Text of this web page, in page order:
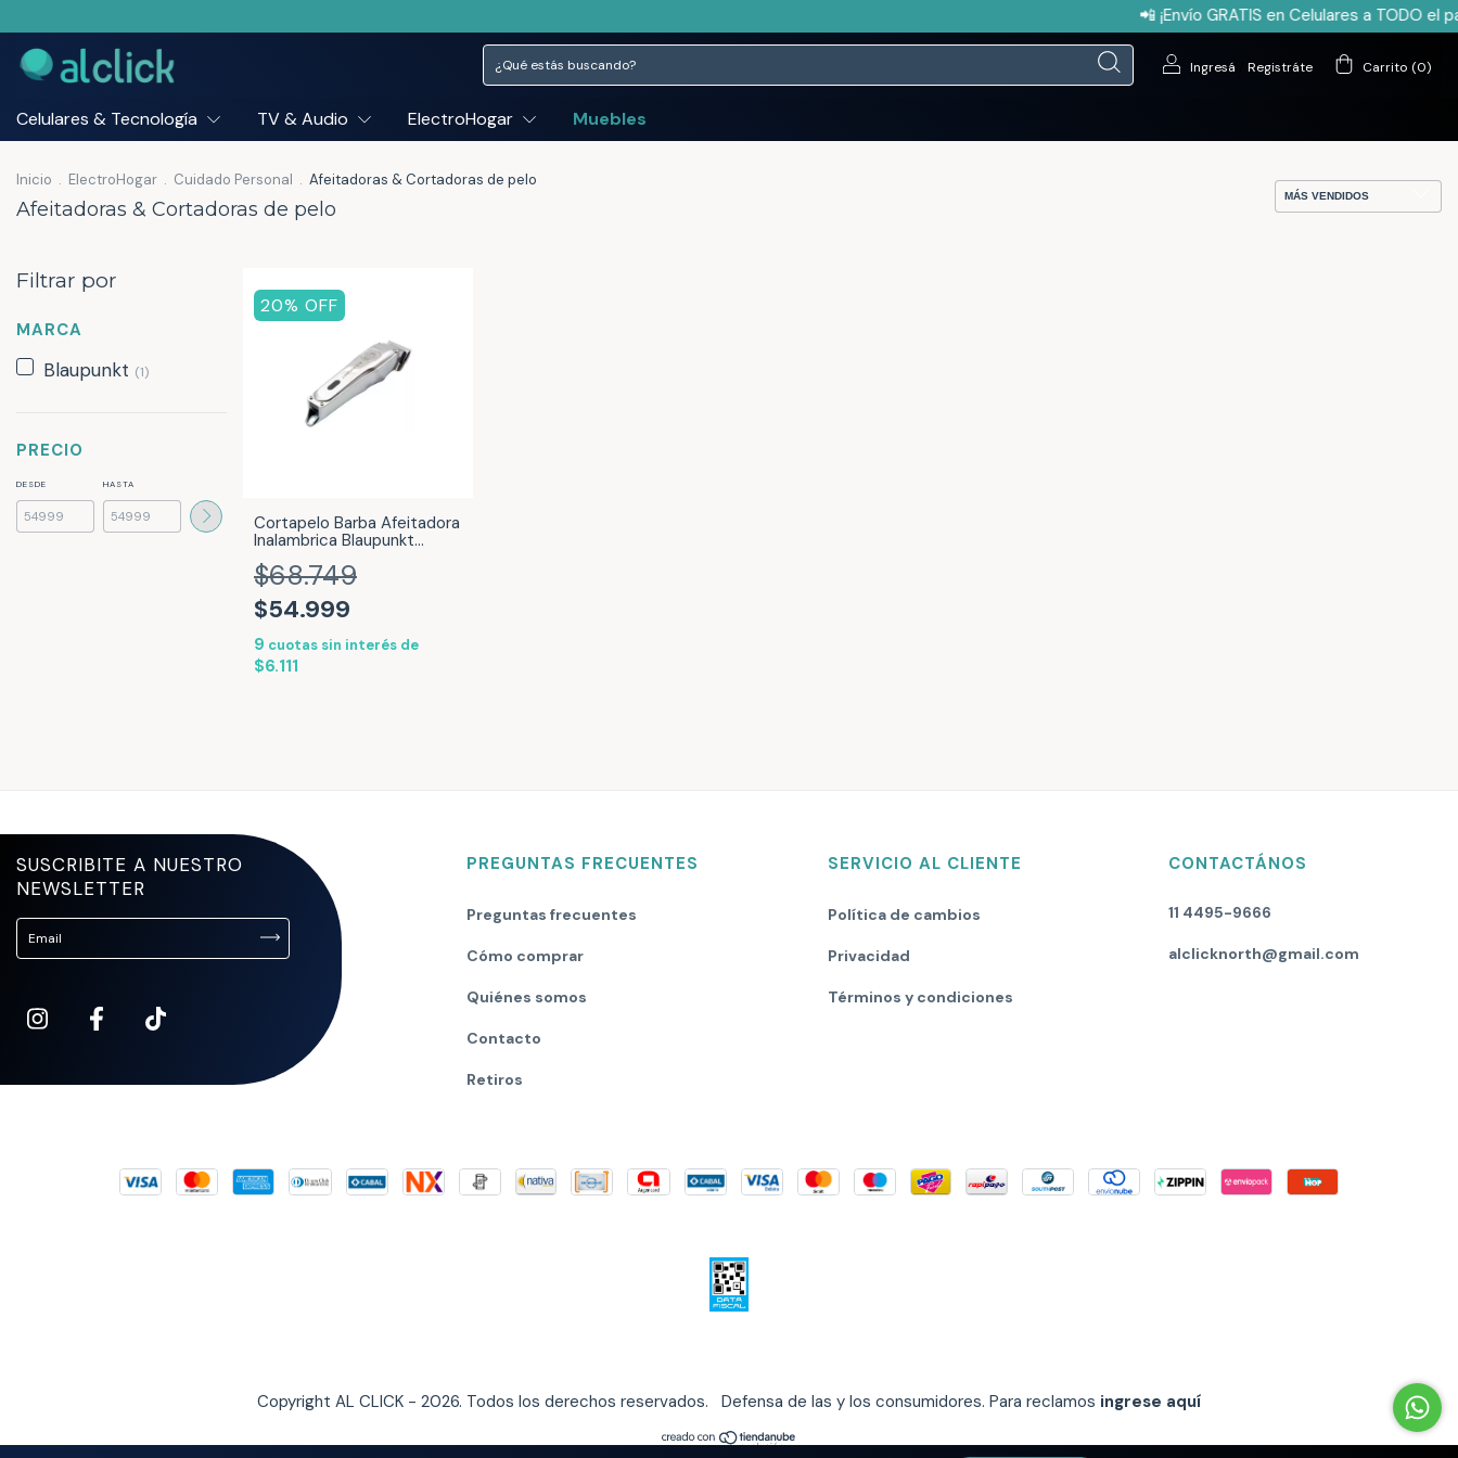
📲 ¡Envío GRATIS en Celulares a TODO el
Ingresá Registráte Carrito (0)
Celulares & Tecnología TV & Audio ElectroHogar Muebles
Inicio . ElectroHogar . Cuidado Personal . Afeitadoras & Cortadoras de pelo
Afeitadoras & Cortadoras de pelo
Filtrar por
MARCA
Blaupunkt (1)
PRECIO
DESDE HASTA
20% OFF
Cortapelo Barba Afeitadora
Inalambrica Blaupunkt
ALPHA-STYLE
$68.749
$54.999
9 cuotas sin interés de
$6.111
SUSCRIBITE A NUESTRO
NEWSLETTER
PREGUNTAS FRECUENTES
Preguntas frecuentes
Cómo comprar
Quiénes somos
Contacto
Retiros
SERVICIO AL CLIENTE
Política de cambios
Privacidad
Términos y condiciones
CONTACTÁNOS
11 4495-9666
alclicknorth@gmail.com
Copyright AL CLICK - 2026. Todos los derechos reservados. Defensa de las y los consumidores. Para reclamos ingrese aquí